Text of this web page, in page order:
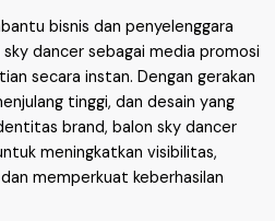
bisnis dan penyelenggara
dancer sebagai media promosi
secara instan. Dengan gerakan
tinggi, dan desain yang
brand, balon sky dancer
meningkatkan visibilitas,
memperkuat keberhasilan